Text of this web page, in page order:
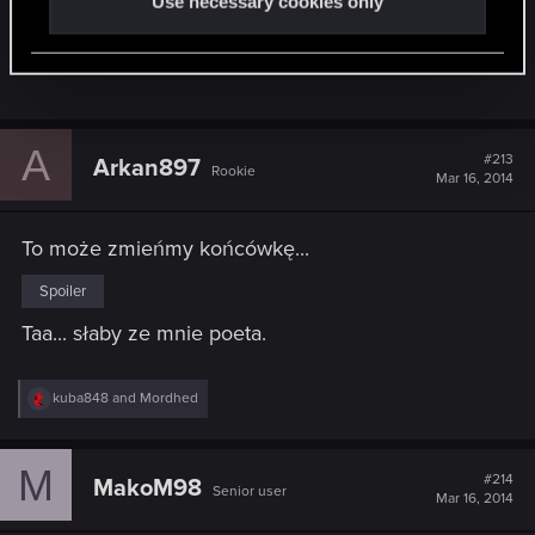
Do tego, Radowid i inni królowie rozpoczęli polowanie na
czarownice więc reszta członkiń też nie będzie miała lekko.
Spoiler
A Arkan897 Rookie
#213
Mar 16, 2014
To może zmieńmy końcówkę...
Spoiler
Taa... słaby ze mnie poeta.
R
e
c
kuba848 and Mordhed
M MakoM98 Senior user
#214
Mar 16, 2014